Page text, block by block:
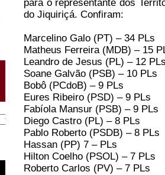
para o representante dos
do Jiquiriçá. Confiram:
Marcelino Galo (PT) – 34 PLs
Matheus Ferreira (MDB) – 15
Leandro de Jesus (PL) – 12 PLs
Soane Galvão (PSB) – 10 PLs
Bobô (PCdoB) – 9 PLs
Eures Ribeiro (PSD) – 9 PLs
Fabíola Mansur (PSB) – 9 PLs
Diego Castro (PL) – 8 PLs
Pablo Roberto (PSDB) – 8 PLs
Hassan (PP) 7 – PLs
Hilton Coelho (PSOL) – 7 PLs
Roberto Carlos (PV) – 7 PLs